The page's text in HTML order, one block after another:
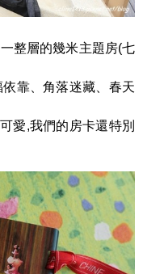
整層的幾米主題房(七
靠、角落迷藏、春天
愛,我們的房卡還特別